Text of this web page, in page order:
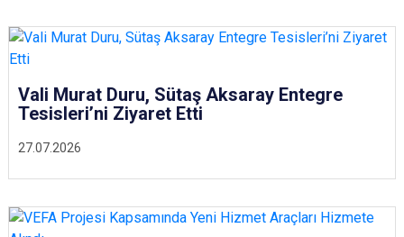
27.07.2026
Vali Murat Duru, Sütaş Aksaray Entegre
Tesisleri’ni Ziyaret Etti